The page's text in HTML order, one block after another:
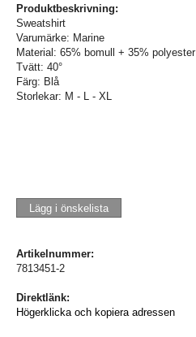
Produktbeskrivning:
Sweatshirt
Varumärke: Marine
Material: 65% bomull + 35% polyester
Tvätt: 40°
Färg: Blå
Storlekar: M - L - XL
Lägg i önskelista
Artikelnummer:
7813451-2
Direktlänk:
Högerklicka och kopiera adressen